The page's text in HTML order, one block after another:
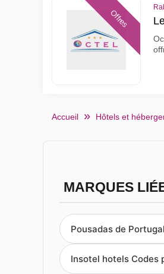
Offres
Accueil Hôtels et
MARQUES
Pousadas de
Insotel hotels Codes